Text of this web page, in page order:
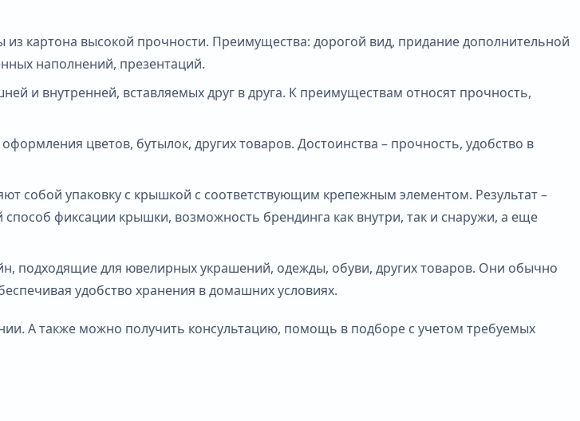
картона высокой прочности. Преимущества: дорогой вид, придание дополнительной
наполнений, презентаций.
и внутренней, вставляемых друг в друга. К преимуществам относят прочность,
цветов, бутылок, других товаров. Достоинства – прочность, удобство в
собой упаковку с крышкой с соответствующим крепежным элементом. Результат –
фиксации крышки, возможность брендинга как внутри, так и снаружи, а еще
подходящие для ювелирных украшений, одежды, обуви, других товаров. Они обычно
удобство хранения в домашних условиях.
А также можно получить консультацию, помощь в подборе с учетом требуемых